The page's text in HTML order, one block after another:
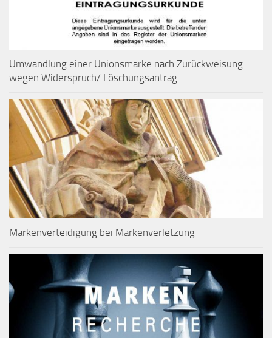
Umwandlung einer Unionsmarke nach Zurückweisung
wegen Widerspruch/ Löschungsantrag
Markenverteidigung bei Markenverletzung